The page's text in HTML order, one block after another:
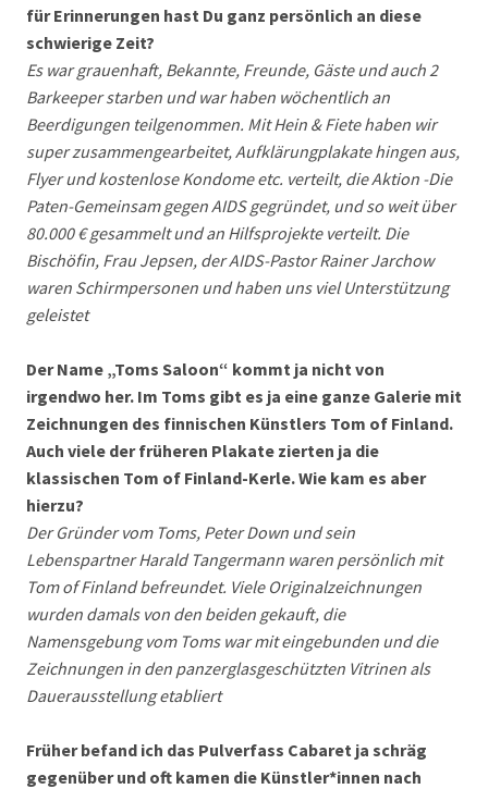
für Erinnerungen hast Du ganz persönlich an diese
schwierige Zeit?
Es war grauenhaft, Bekannte, Freunde, Gäste und auch 2
Barkeeper starben und war haben wöchentlich an
Beerdigungen teilgenommen. Mit Hein & Fiete haben wir
super zusammengearbeitet, Aufklärungplakate hingen aus,
Flyer und kostenlose Kondome etc. verteilt, die Aktion -Die
Paten-Gemeinsam gegen AIDS gegründet, und so weit über
80.000 € gesammelt und an Hilfsprojekte verteilt. Die
Bischöfin, Frau Jepsen, der AIDS-Pastor Rainer Jarchow
waren Schirmpersonen und haben uns viel Unterstützung
geleistet
Der Name „Toms Saloon“ kommt ja nicht von
irgendwo her. Im Toms gibt es ja eine ganze Galerie mit
Zeichnungen des finnischen Künstlers Tom of Finland.
Auch viele der früheren Plakate zierten ja die
klassischen Tom of Finland-Kerle. Wie kam es aber
hierzu?
Der Gründer vom Toms, Peter Down und sein
Lebenspartner Harald Tangermann waren persönlich mit
Tom of Finland befreundet. Viele Originalzeichnungen
wurden damals von den beiden gekauft, die
Namensgebung vom Toms war mit eingebunden und die
Zeichnungen in den panzerglasgeschützten Vitrinen als
Dauerausstellung etabliert
Früher befand ich das Pulverfass Cabaret ja schräg
gegenüber und oft kamen die Künstler*innen nach